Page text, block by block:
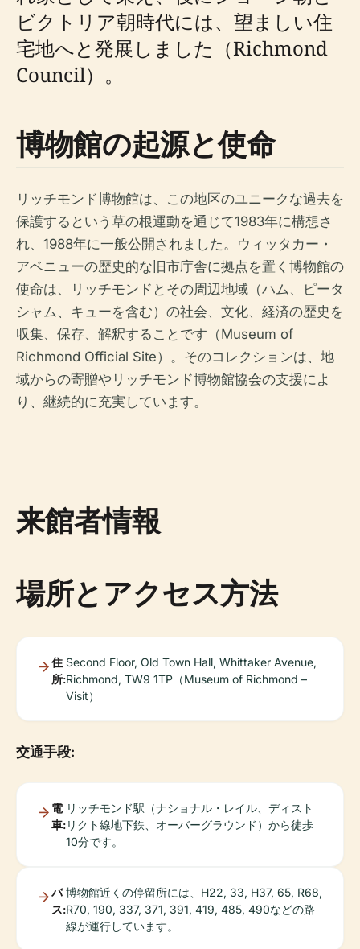
ビクトリア朝時代には、望ましい住
宅地へと発展しました（Richmond
Council）。
博物館の起源と使命
リッチモンド博物館は、この地区のユニークな過去を
保護するという草の根運動を通じて1983年に構想さ
れ、1988年に一般公開されました。ウィッタカー・
アベニューの歴史的な旧市庁舎に拠点を置く博物館の
使命は、リッチモンドとその周辺地域（ハム、ピータ
シャム、キューを含む）の社会、文化、経済の歴史を
収集、保存、解釈することです（Museum of
Richmond Official Site）。そのコレクションは、地
域からの寄贈やリッチモンド博物館協会の支援によ
り、継続的に充実しています。
来館者情報
場所とアクセス方法
住
所:
Second Floor, Old Town Hall, Whittaker Avenue,
Richmond, TW9 1TP（Museum of Richmond –
Visit）
交通手段:
電
車:
リッチモンド駅（ナショナル・レイル、ディスト
リクト線地下鉄、オーバーグラウンド）から徒歩
10分です。
バ
ス:
博物館近くの停留所には、H22, 33, H37, 65, R68,
R70, 190, 337, 371, 391, 419, 485, 490などの路
線が運行しています。